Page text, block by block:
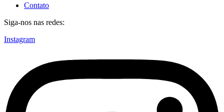
Contato
Siga-nos nas redes:
Instagram